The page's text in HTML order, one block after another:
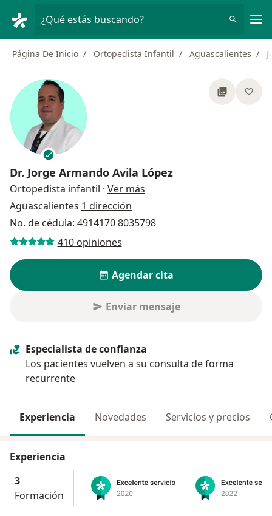
¿Qué estás buscando?
Página De Inicio Ortopedista Infantil Aguascalientes
Dr. Jorge Armando Avila López
Ortopedista infantil · Ver más
Aguascalientes 1 dirección
No. de cédula: 4914170 8035798
410 opiniones
Agendar cita
Enviar mensaje
Especialista de confianza
Los pacientes vuelven a su consulta de forma
recurrente
Experiencia Novedades Servicios y precios
Experiencia
3
Formación